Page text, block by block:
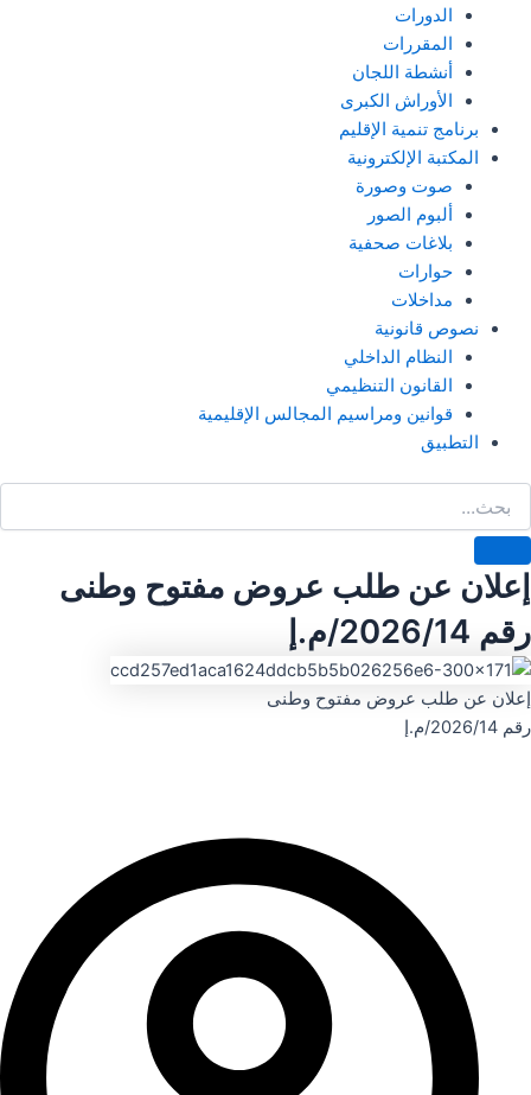
الدورات
المقررات
أنشطة اللجان
الأوراش الكبرى
برنامج تنمية الإقليم
المكتبة الإلكترونية
صوت وصورة
ألبوم الصور
بلاغات صحفية
حوارات
مداخلات
نصوص قانونية
النظام الداخلي
القانون التنظيمي
قوانين ومراسيم المجالس الإقليمية
التطبيق
إعلان عن طلب عروض مفتوح وطنى
رقم 2026/14/م.إ
إعلان عن طلب عروض مفتوح وطنى
رقم 2026/14/م.إ